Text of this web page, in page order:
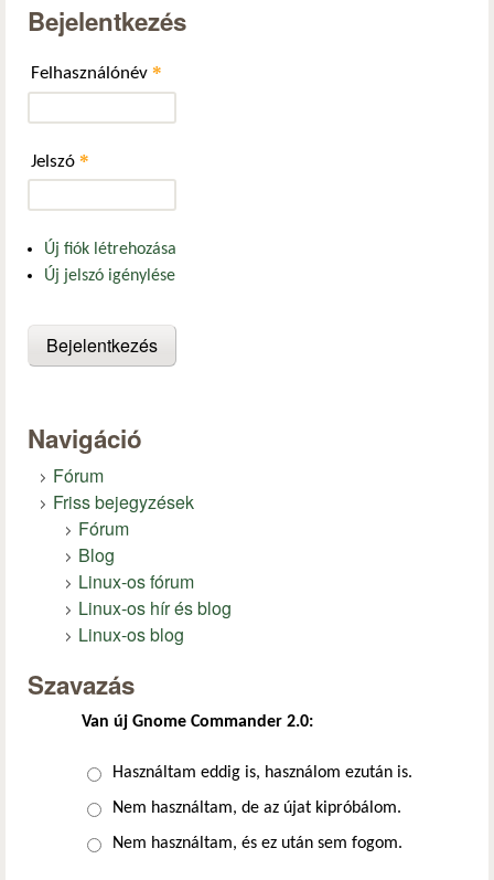
Bejelentkezés
Felhasználónév *
Jelszó *
Új fiók létrehozása
Új jelszó igénylése
Navigáció
Fórum
Friss bejegyzések
Fórum
Blog
Linux-os fórum
Linux-os hír és blog
Linux-os blog
Szavazás
Van új Gnome Commander 2.0:
Választások
Használtam eddig is, használom ezután is.
Nem használtam, de az újat kipróbálom.
Nem használtam, és ez után sem fogom.